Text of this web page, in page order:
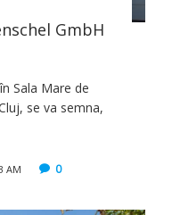
GmbH
Sala Mare de
se va semna,
AM 0